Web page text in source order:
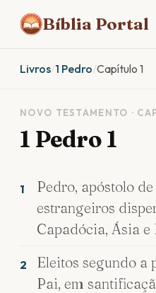
Bíblia Portal
Livros/1 Pedro/Capítulo 1
NOVO TESTAMENTO ·
1 Pedro 1
1
Pedro, apóstolo
estrangeiros
Capadócia, Ásia e
2
Eleitos segundo a
Pai, em